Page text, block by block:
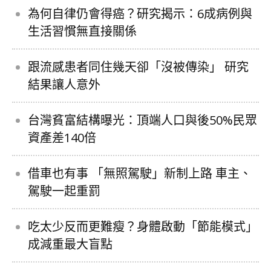
為何自律仍會得癌？研究揭示：6成病例與
生活習慣無直接關係
跟流感患者同住幾天卻「沒被傳染」 研究
結果讓人意外
台灣貧富結構曝光：頂端人口與後50%民眾
資產差140倍
借車也有事 「無照駕駛」新制上路 車主、
駕駛一起重罰
吃太少反而更難瘦？身體啟動「節能模式」
成減重最大盲點